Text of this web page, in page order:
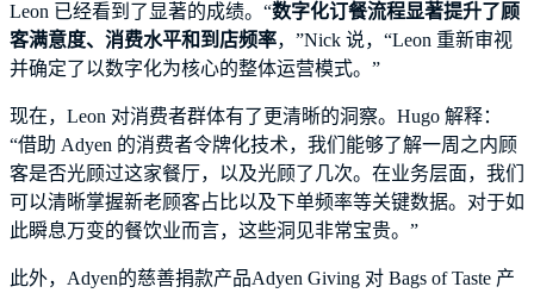
Leon 已经看到了显著的成绩。“数字化订餐流程显著提升了顾
客满意度、消费水平和到店频率，”Nick 说，“Leon 重新审视
并确定了以数字化为核心的整体运营模式。”
现在，Leon 对消费者群体有了更清晰的洞察。Hugo 解释：
“借助 Adyen 的消费者令牌化技术，我们能够了解一周之内顾
客是否光顾过这家餐厅，以及光顾了几次。在业务层面，我们
可以清晰掌握新老顾客占比以及下单频率等关键数据。对于如
此瞬息万变的餐饮业而言，这些洞见非常宝贵。”
此外，Adyen的慈善捐款产品Adyen Giving 对 Bags of Taste 产